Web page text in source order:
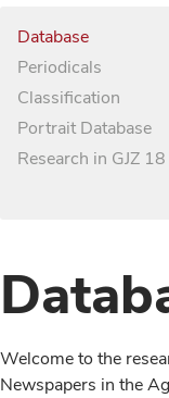
Database
Periodicals
Classification
Portrait Database
Research in GJZ 18
Welcome to the
Newspapers in the